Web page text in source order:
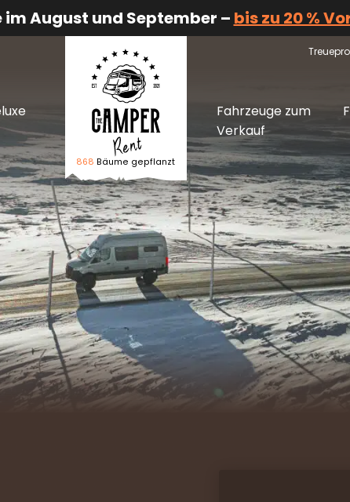
im August und September – bis zu 20 %
Logo The Camper Rent
868 Bäume gepflanzt
Fahrzeuge zum
Verkauf